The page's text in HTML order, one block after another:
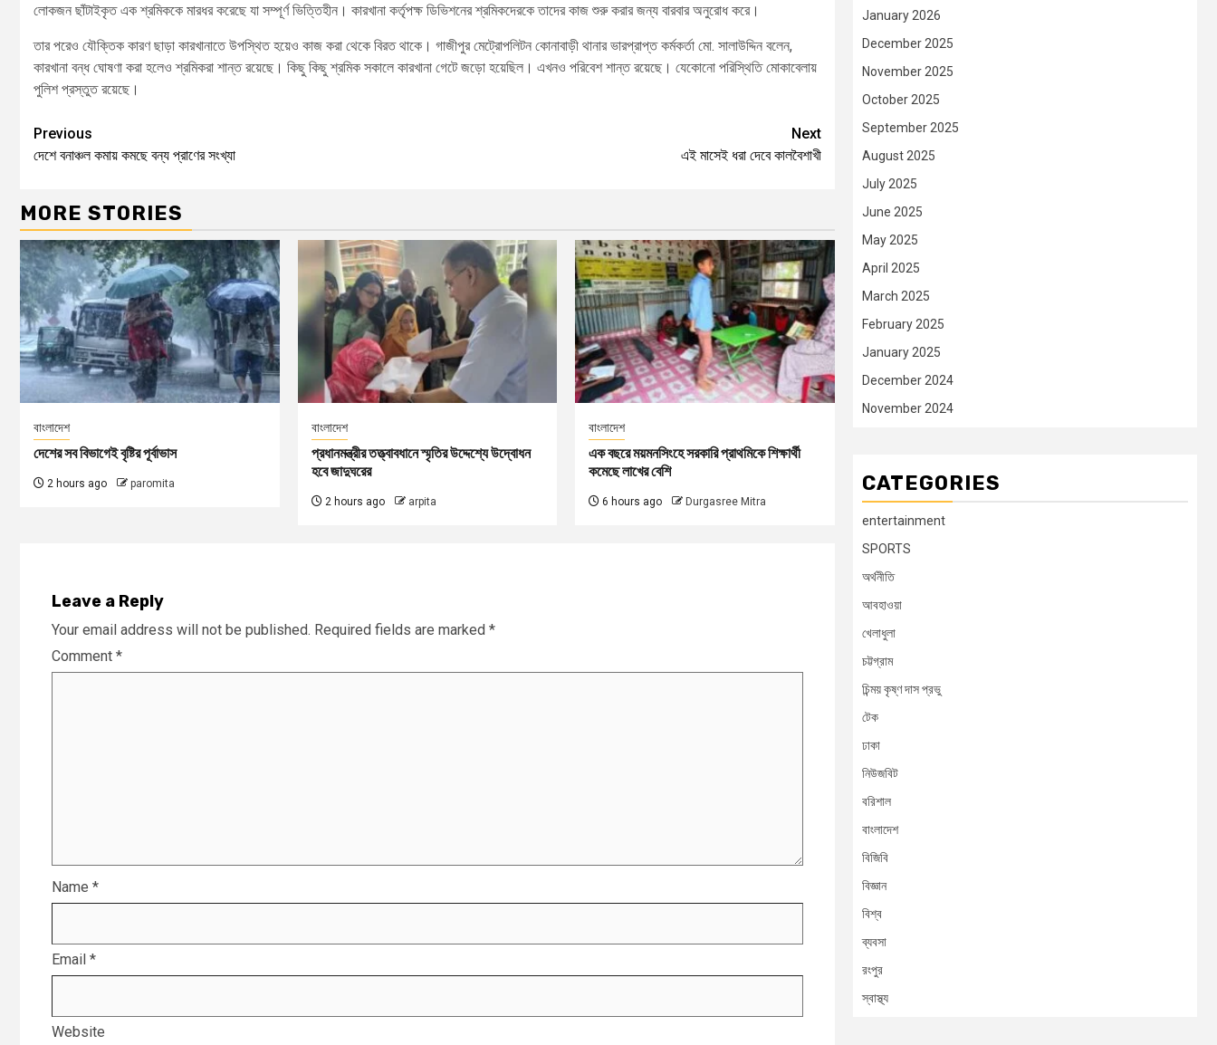
লোকজন ছাঁটাইকৃত এক শ্রমিককে মারধর করেছে যা সম্পূর্ণ ভিত্তিহীন। কারখানা কর্তৃপক্ষ ডিভিশনের শ্রমিকদেরকে তাদের কাজ শুরু করার জন্য বারবার অনুরোধ করে।
তার পরেও যৌক্তিক কারণ ছাড়া কারখানাতে উপস্থিত হয়েও কাজ করা থেকে বিরত থাকে। গাজীপুর মেট্রোপলিটন কোনাবাড়ী থানার ভারপ্রাপ্ত কর্মকর্তা মো. সালাউদ্দিন বলেন,
কারখানা বন্ধ ঘোষণা করা হলেও শ্রমিকরা শান্ত রয়েছে। কিছু কিছু শ্রমিক সকালে কারখানা গেটে জড়ো হয়েছিল। এখনও পরিবেশ শান্ত রয়েছে। যেকোনো পরিস্থিতি মোকাবেলায়
পুলিশ প্রস্তুত রয়েছে।
Previous
দেশে বনাঞ্চল কমায় কমছে বন্য প্রাণের সংখ্যা
Next
এই মাসেই ধরা দেবে কালবৈশাখী
MORE STORIES
বাংলাদেশ
দেশের সব বিভাগেই বৃষ্টির পূর্বাভাস
2 hours ago paromita
বাংলাদেশ
প্রধানমন্ত্রীর তত্ত্বাবধানে স্মৃতির উদ্দেশ্যে উদ্বোধন
হবে জাদুঘরের
2 hours ago arpita
বাংলাদেশ
এক বছরে ময়মনসিংহে সরকারি প্রাথমিকে শিক্ষার্থী
কমেছে লাখের বেশি
6 hours ago Durgasree Mitra
Leave a Reply
Your email address will not be published. Required fields are marked *
Comment *
Name *
Email *
Website
January 2026
December 2025
November 2025
October 2025
September 2025
August 2025
July 2025
June 2025
May 2025
April 2025
March 2025
February 2025
January 2025
December 2024
November 2024
CATEGORIES
entertainment
SPORTS
অর্থনীতি
আবহাওয়া
খেলাধুলা
চট্টগ্রাম
চিন্ময় কৃষ্ণ দাস প্রভু
টেক
ঢাকা
নিউজবিট
বরিশাল
বাংলাদেশ
বিজিবি
বিজ্ঞান
বিশ্ব
ব্যবসা
রংপুর
স্বাস্থ্য